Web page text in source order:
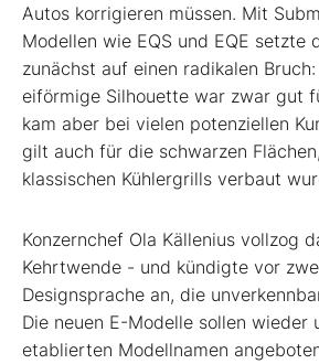
Autos korrigieren müssen. Mit
Modellen wie EQS und EQE setzte
zunächst auf einen radikalen
eiförmige Silhouette war zwar gut
kam aber bei vielen potenziellen
gilt auch für die schwarzen
klassischen Kühlergrills verbaut
Konzernchef Ola Källenius vollzog
Kehrtwende - und kündigte vor
Designsprache an, die
Die neuen E-Modelle sollen wieder
etablierten Modellnamen